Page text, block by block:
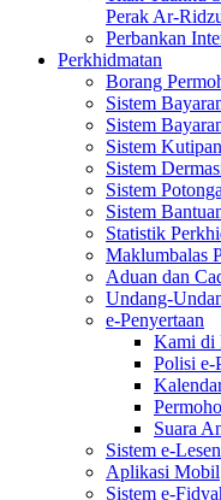
Perak Ar-
Perbankan
Perkhidmatan
Borang
Sistem
Sistem
Sistem
Sistem
Sistem
Sistem
Statistik
Maklumbalas
Aduan dan
Undang-
e-Penyertaan
Kami di
Polisi e-
Suara
Sistem e-
Aplikasi Mobil
Sistem e-